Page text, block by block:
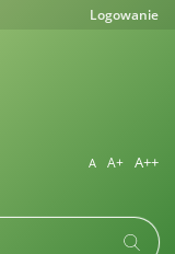
Logowanie
A A+ A++